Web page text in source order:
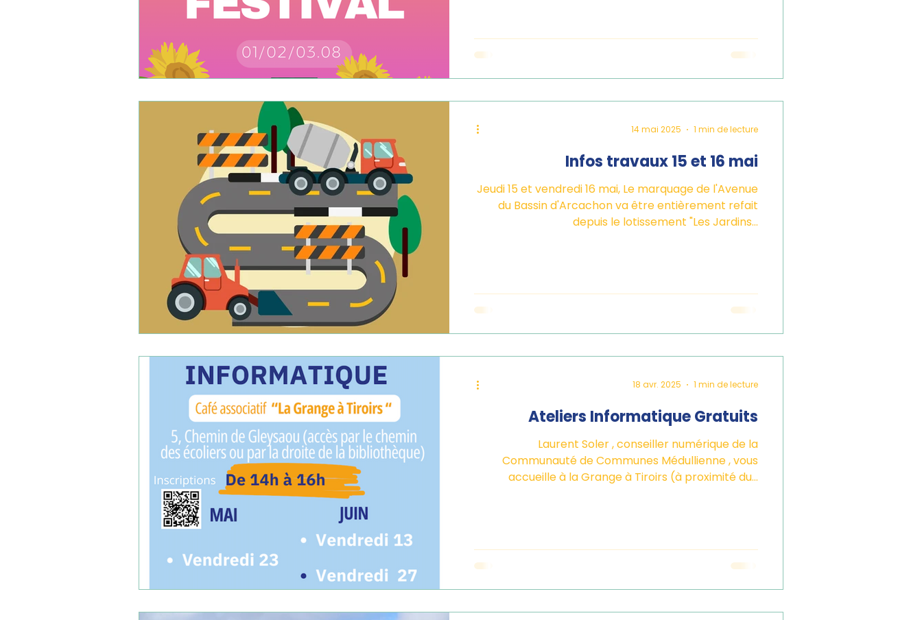
Infos travaux 15 et 16 mai
Jeudi 15 et vendredi 16 mai, Le marquage de l'Avenue
du Bassin d'Arcachon va être entièrement refait
depuis le lotissement "Les Jardins...
14 mai 2025 1 min de lecture
Ateliers Informatique Gratuits
Laurent Soler , conseiller numérique de la
Communauté de Communes Médullienne , vous
accueille à la Grange à Tiroirs (à proximité du...
18 avr. 2025 1 min de lecture